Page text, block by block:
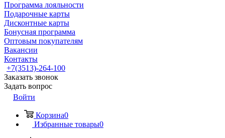
Программа лояльности
Подарочные карты
Дисконтные карты
Бонусная программа
Оптовым покупателям
Вакансии
Контакты
+7(3513)-264-100
Заказать звонок
Задать вопрос
Войти
Корзина0
Избранные товары0